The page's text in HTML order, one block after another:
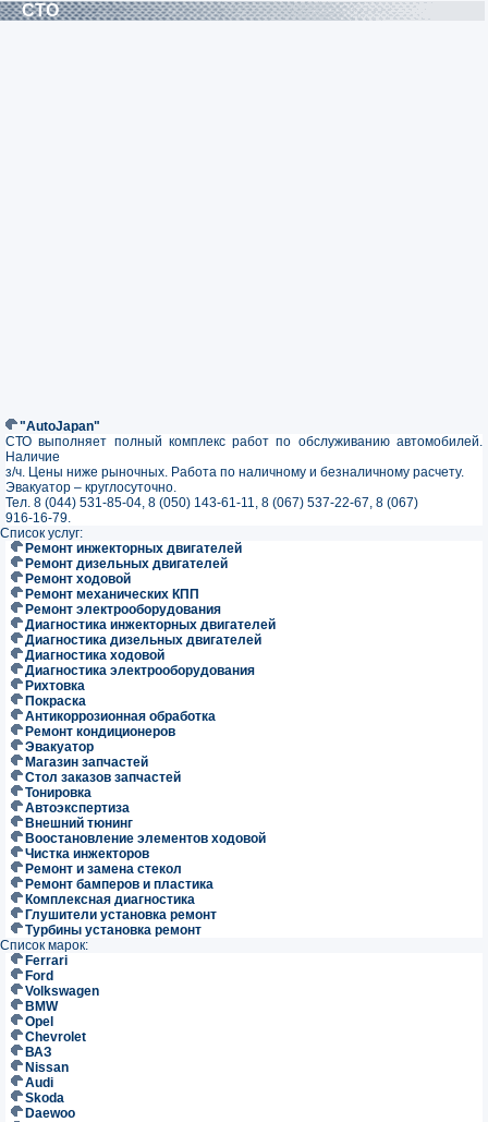
СТО
"AutoJapan"
СТО выполняет полный комплекс работ по обслуживанию автомобилей.
Наличие
з/ч. Цены ниже рыночных. Работа по наличному и безналичному расчету.
Эвакуатор – круглосуточно.
Тел. 8 (044) 531-85-04, 8 (050) 143-61-11, 8 (067) 537-22-67, 8 (067)
916-16-79.
Список услуг:
Ремонт инжекторных двигателей
Ремонт дизельных двигателей
Ремонт ходовой
Ремонт механических КПП
Ремонт электрооборудования
Диагностика инжекторных двигателей
Диагностика дизельных двигателей
Диагностика ходовой
Диагностика электрооборудования
Рихтовка
Покраска
Антикоррозионная обработка
Ремонт кондиционеров
Эвакуатор
Магазин запчастей
Стол заказов запчастей
Тонировка
Автоэкспертиза
Внешний тюнинг
Воостановление элементов ходовой
Чистка инжекторов
Ремонт и замена стекол
Ремонт бамперов и пластика
Комплексная диагностика
Глушители установка ремонт
Турбины установка ремонт
Список марок:
Ferrari
Ford
Volkswagen
BMW
Opel
Chevrolet
ВАЗ
Nissan
Audi
Skoda
Daewoo